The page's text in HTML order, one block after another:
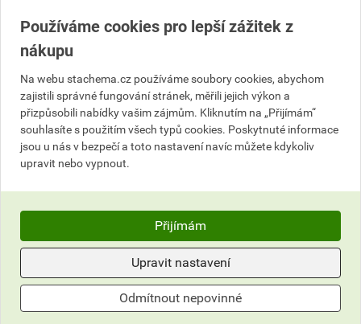
346,06 Kč
Cena s DPH
311,45 Kčza l
311,45 Kčza ks
257,40 Kč za l
257,40 Kč za ks
ks Do košíku
Do košíku přidáte1 ks / 1 lza311,45Kčs DPH
(257,40Kčbez DPH).
Číslo položky:2152016610
Katalogový kód: 4ATJB
Stachema
Používáme cookies pro lepší zážitek z
nákupu
Na webu stachema.cz používáme soubory cookies, abychom
zajistili správné fungování stránek, měřili jejich výkon a
přizpůsobili nabídky vašim zájmům. Kliknutím na „Přijímám“
souhlasíte s použitím všech typů cookies. Poskytnuté informace
jsou u nás v bezpečí a toto nastavení navíc můžete kdykoliv
upravit nebo vypnout.
Přijímám
Upravit nastavení
Odmítnout nepovinné